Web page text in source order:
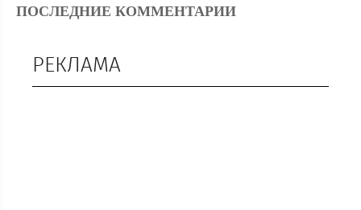
ПОСЛЕДНИЕ КОММЕНТАРИИ
РЕКЛАМА